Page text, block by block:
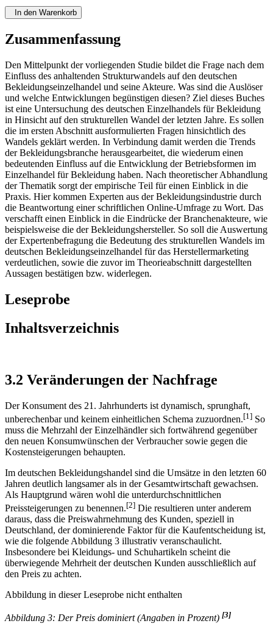
In den Warenkorb
Zusammenfassung
Den Mittelpunkt der vorliegenden Studie bildet die Frage nach dem
Einfluss des anhaltenden Strukturwandels auf den deutschen
Bekleidungseinzelhandel und seine Akteure. Was sind die Auslöser
und welche Entwicklungen begünstigen diesen? Ziel dieses Buches
ist eine Untersuchung des deutschen Einzelhandels für Bekleidung
in Hinsicht auf den strukturellen Wandel der letzten Jahre. Es sollen
die im ersten Abschnitt ausformulierten Fragen hinsichtlich des
Wandels geklärt werden. In Verbindung damit werden die Trends
der Bekleidungsbranche herausgearbeitet, die wiederum einen
bedeutenden Einfluss auf die Entwicklung der Betriebsformen im
Einzelhandel für Bekleidung haben. Nach theoretischer Abhandlung
der Thematik sorgt der empirische Teil für einen Einblick in die
Praxis. Hier kommen Experten aus der Bekleidungsindustrie durch
die Beantwortung einer schriftlichen Online-Umfrage zu Wort. Das
verschafft einen Einblick in die Eindrücke der Branchenakteure, wie
beispielsweise die der Bekleidungshersteller. So soll die Auswertung
der Expertenbefragung die Bedeutung des strukturellen Wandels im
deutschen Bekleidungseinzelhandel für das Herstellermarketing
verdeutlichen, sowie die zuvor im Theorieabschnitt dargestellten
Aussagen bestätigen bzw. widerlegen.
Leseprobe
Inhaltsverzeichnis
3.2 Veränderungen der Nachfrage
Der Konsument des 21. Jahrhunderts ist dynamisch, sprunghaft,
unberechenbar und keinem einheitlichen Schema zuzuordnen.[1] So
muss die Mehrzahl der Einzelhändler sich fortwährend gegenüber
den neuen Konsumwünschen der Verbraucher sowie gegen die
Kostensteigerungen behaupten.
Im deutschen Bekleidungshandel sind die Umsätze in den letzten 60
Jahren deutlich langsamer als in der Gesamtwirtschaft gewachsen.
Als Hauptgrund wären wohl die unterdurchschnittlichen
Preissteigerungen zu benennen.[2] Die resultieren unter anderem
daraus, dass die Preiswahrnehmung des Kunden, speziell in
Deutschland, der dominierende Faktor für die Kaufentscheidung ist,
wie die folgende Abbildung 3 illustrativ veranschaulicht.
Insbesondere bei Kleidungs- und Schuhartikeln scheint die
überwiegende Mehrheit der deutschen Kunden ausschließlich auf
den Preis zu achten.
Abbildung in dieser Leseprobe nicht enthalten
Abbildung 3: Der Preis dominiert (Angaben in Prozent) [3]